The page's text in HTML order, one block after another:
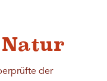
Natur
der